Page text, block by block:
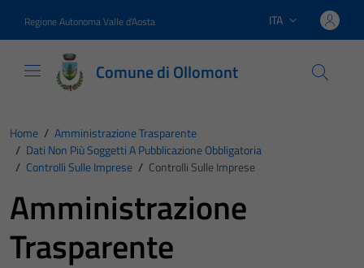
Regione Autonoma Valle d'Aosta Lingua attiva:
ITA
Comune di Ollomont
Home / Amministrazione Trasparente
/ Dati Non Più Soggetti A Pubblicazione Obbligatoria
/ Controlli Sulle Imprese / Controlli Sulle Imprese
Amministrazione
Trasparente